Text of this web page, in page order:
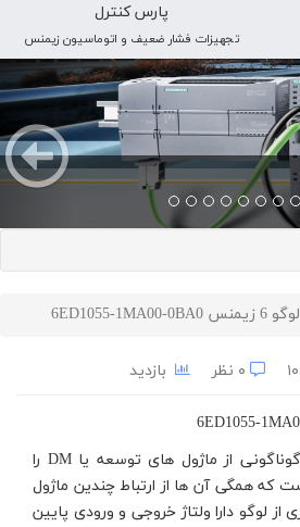
پارس کنترل
تجهیزات فشار ضعیف و اتوماسیون زیمنس
لوگو 6 زیمنس 6ED1055-1MA00-0BA0
بازدید
کمپانی زیمنس انواع گوناگونی از ماژول های توسعه یا DM را
که همگی آن ها از ارتباط چندین ماژول
لوگو دارا ولتاژ خروجی و ورودی پایین